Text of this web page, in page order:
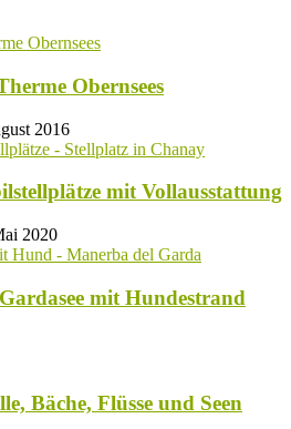
Obernsees
2016
mit Vollausstattung
2020
mit Hundestrand
Bäche, Flüsse und Seen